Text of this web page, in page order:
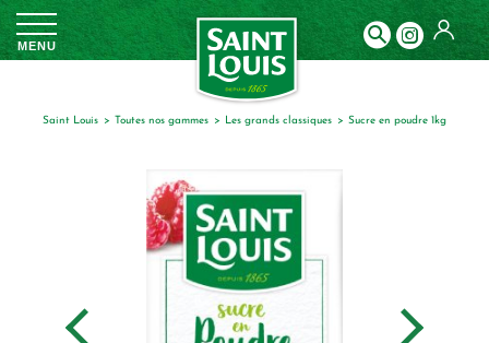
MENU
Saint Louis toutes nos gammes les grands classiques sucre en poudre 1kg
Panneau de gestion des cookies